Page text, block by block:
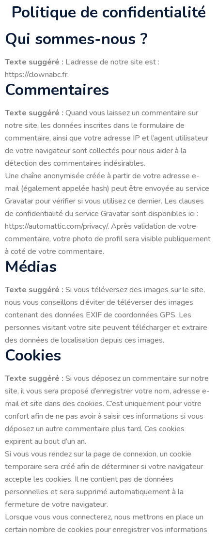
Politique de confidentialité
Qui sommes-nous ?
Texte suggéré : L’adresse de notre site est :
https://clownabc.fr.
Commentaires
Texte suggéré : Quand vous laissez un commentaire sur
notre site, les données inscrites dans le formulaire de
commentaire, ainsi que votre adresse IP et l’agent utilisateur
de votre navigateur sont collectés pour nous aider à la
détection des commentaires indésirables.
Une chaîne anonymisée créée à partir de votre adresse e-
mail (également appelée hash) peut être envoyée au service
Gravatar pour vérifier si vous utilisez ce dernier. Les clauses
de confidentialité du service Gravatar sont disponibles ici :
https://automattic.com/privacy/. Après validation de votre
commentaire, votre photo de profil sera visible publiquement
à coté de votre commentaire.
Médias
Texte suggéré : Si vous téléversez des images sur le site,
nous vous conseillons d’éviter de téléverser des images
contenant des données EXIF de coordonnées GPS. Les
personnes visitant votre site peuvent télécharger et extraire
des données de localisation depuis ces images.
Cookies
Texte suggéré : Si vous déposez un commentaire sur notre
site, il vous sera proposé d’enregistrer votre nom, adresse e-
mail et site dans des cookies. C’est uniquement pour votre
confort afin de ne pas avoir à saisir ces informations si vous
déposez un autre commentaire plus tard. Ces cookies
expirent au bout d’un an.
Si vous vous rendez sur la page de connexion, un cookie
temporaire sera créé afin de déterminer si votre navigateur
accepte les cookies. Il ne contient pas de données
personnelles et sera supprimé automatiquement à la
fermeture de votre navigateur.
Lorsque vous vous connecterez, nous mettrons en place un
certain nombre de cookies pour enregistrer vos informations